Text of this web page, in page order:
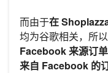
而由于在
均为谷歌相关，所
Facebook 来源订
来自 Facebook 的订